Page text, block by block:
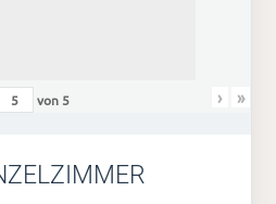
von 5 › »